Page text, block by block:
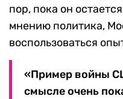
пор, пока он
мнению политика,
воспользоваться
«Пример войны
смысле очень